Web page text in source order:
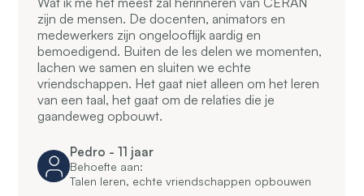
zijn de mensen. De docenten, animators en
medewerkers zijn ongelooflijk aardig en
bemoedigend. Buiten de les delen we momenten,
lachen we samen en sluiten we echte
vriendschappen. Het gaat niet alleen om het leren
van een taal, het gaat om de relaties die je
gaandeweg opbouwt.
Pedro - 11 jaar
Behoefte aan:
Talen leren, echte vriendschappen opbouwen